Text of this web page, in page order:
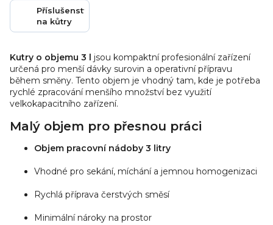
Příslušenství
na kůtry
Kutry o objemu 3 l jsou kompaktní profesionální zařízení
určená pro menší dávky surovin a operativní přípravu
během směny. Tento objem je vhodný tam, kde je potřeba
rychlé zpracování menšího množství bez využití
velkokapacitního zařízení.
Malý objem pro přesnou práci
Objem pracovní nádoby 3 litry
Vhodné pro sekání, míchání a jemnou homogenizaci
Rychlá příprava čerstvých směsí
Minimální nároky na prostor